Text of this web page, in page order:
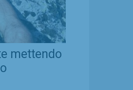
mettendo